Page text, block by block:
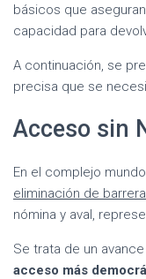
básicos que
capacidad para
A continuación, se
precisa que se
Acceso sin
En el complejo
eliminación de
nómina y aval,
Se trata de un
acceso más